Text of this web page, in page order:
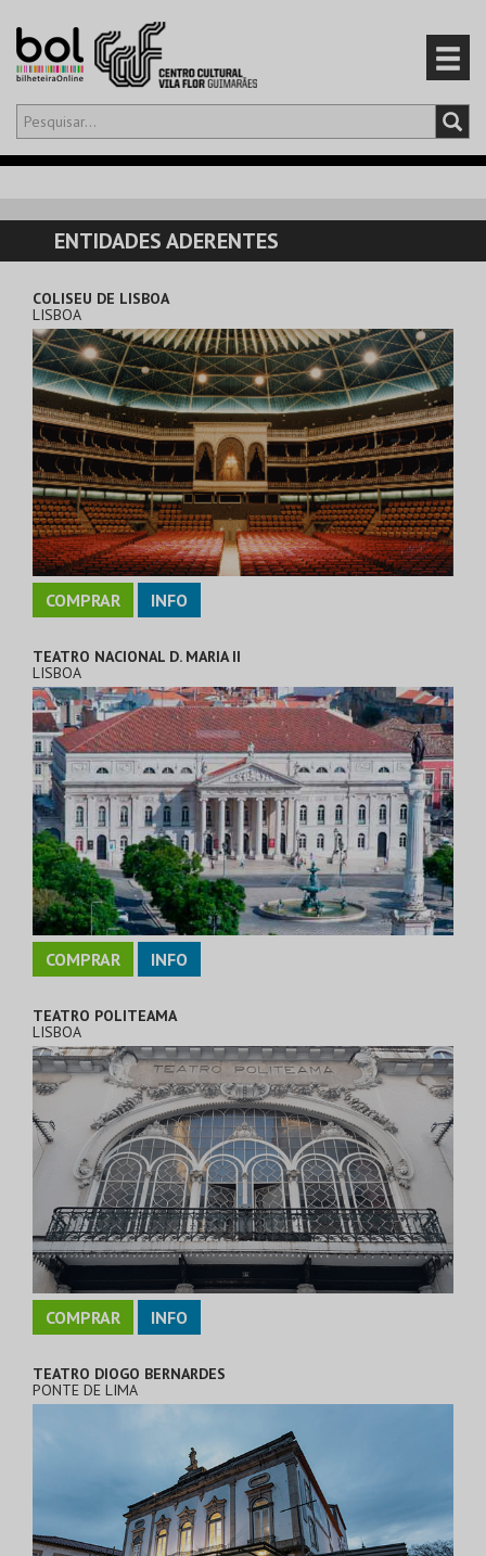
Olá,iniciar sessão
CARRINHO
EVENTOS
CARTÕES
PRODUTOS
ENTIDADES ADERENTES
COLISEU DE LISBOA
LISBOA
COMPRAR INFO
TEATRO NACIONAL D. MARIA II
LISBOA
COMPRAR INFO
TEATRO POLITEAMA
LISBOA
COMPRAR INFO
TEATRO DIOGO BERNARDES
PONTE DE LIMA